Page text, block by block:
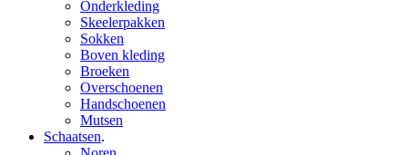
Onderkleding
Skeelerpakken
Sokken
Boven kleding
Broeken
Overschoenen
Handschoenen
Mutsen
Schaatsen.